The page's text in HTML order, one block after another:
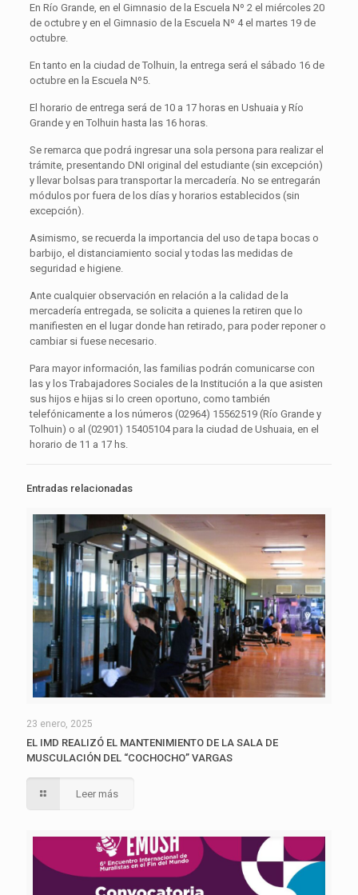
En Río Grande, en el Gimnasio de la Escuela Nº 2 el miércoles 20
de octubre y en el Gimnasio de la Escuela Nº 4 el martes 19 de
octubre.
En tanto en la ciudad de Tolhuin, la entrega será el sábado 16 de
octubre en la Escuela Nº5.
El horario de entrega será de 10 a 17 horas en Ushuaia y Río
Grande y en Tolhuin hasta las 16 horas.
Se remarca que podrá ingresar una sola persona para realizar el
trámite, presentando DNI original del estudiante (sin excepción)
y llevar bolsas para transportar la mercadería. No se entregarán
módulos por fuera de los días y horarios establecidos (sin
excepción).
Asimismo, se recuerda la importancia del uso de tapa bocas o
barbijo, el distanciamiento social y todas las medidas de
seguridad e higiene.
Ante cualquier observación en relación a la calidad de la
mercadería entregada, se solicita a quienes la retiren que lo
manifiesten en el lugar donde han retirado, para poder reponer o
cambiar si fuese necesario.
Para mayor información, las familias podrán comunicarse con
las y los Trabajadores Sociales de la Institución a la que asisten
sus hijos e hijas si lo creen oportuno, como también
telefónicamente a los números (02964) 15562519 (Río Grande y
Tolhuin) o al (02901) 15405104 para la ciudad de Ushuaia, en el
horario de 11 a 17 hs.
Entradas relacionadas
23 enero, 2025
EL IMD REALIZÓ EL MANTENIMIENTO DE LA SALA DE
MUSCULACIÓN DEL “COCHOCHO” VARGAS
Leer más